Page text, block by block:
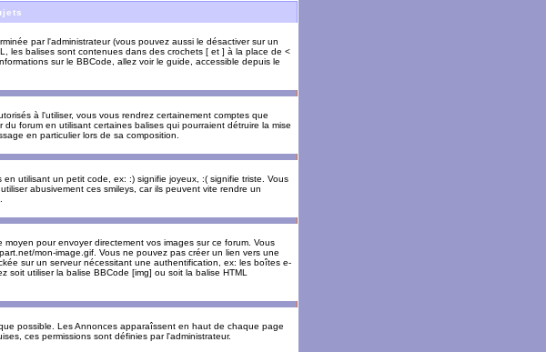
par l'administrateur (vous pouvez aussi le désactiver sur un
les balises sont contenues dans des crochets [ et ] à la place de <
sur le BBCode, allez voir le guide, accessible depuis le
à l'utiliser, vous vous rendrez certainement comptes que
forum en utilisant certaines balises qui pourraient détruire la mise
en particulier lors de sa composition.
utilisant un petit code, ex: :) signifie joyeux, :( signifie triste. Vous
abusivement ces smileys, car ils peuvent vite rendre un
pour envoyer directement vos images sur ce forum. Vous
mon-image.gif. Vous ne pouvez pas créer un lien vers une
sur un serveur nécessitant une authentification, ex: les boîtes e-
utiliser la balise BBCode [img] ou soit la balise HTML
possible. Les Annonces apparaîssent en haut de chaque page
ces permissions sont définies par l'administrateur.